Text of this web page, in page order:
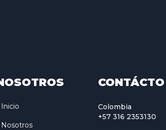
Inicio
Nosotros
CONTÁCTO
Colombia
+57 316 2353130